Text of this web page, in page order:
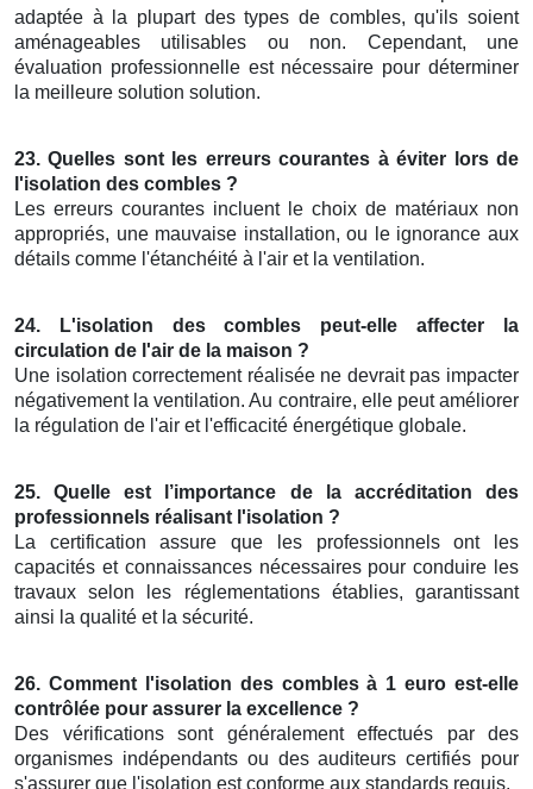
adaptée à la plupart des types de combles, qu'ils soient
aménageables utilisables ou non. Cependant, une
évaluation professionnelle est nécessaire pour déterminer
la meilleure solution solution.
23. Quelles sont les erreurs courantes à éviter lors de
l'isolation des combles ?
Les erreurs courantes incluent le choix de matériaux non
appropriés, une mauvaise installation, ou le ignorance aux
détails comme l'étanchéité à l'air et la ventilation.
24. L'isolation des combles peut-elle affecter la
circulation de l'air de la maison ?
Une isolation correctement réalisée ne devrait pas impacter
négativement la ventilation. Au contraire, elle peut améliorer
la régulation de l'air et l'efficacité énergétique globale.
25. Quelle est l’importance de la accréditation des
professionnels réalisant l'isolation ?
La certification assure que les professionnels ont les
capacités et connaissances nécessaires pour conduire les
travaux selon les réglementations établies, garantissant
ainsi la qualité et la sécurité.
26. Comment l'isolation des combles à 1 euro est-elle
contrôlée pour assurer la excellence ?
Des vérifications sont généralement effectués par des
organismes indépendants ou des auditeurs certifiés pour
s'assurer que l'isolation est conforme aux standards requis.